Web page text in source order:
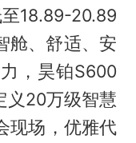
18.89-20.89
舱、舒适、安
，昊铂S600
义20万级智慧
现场，优雅代